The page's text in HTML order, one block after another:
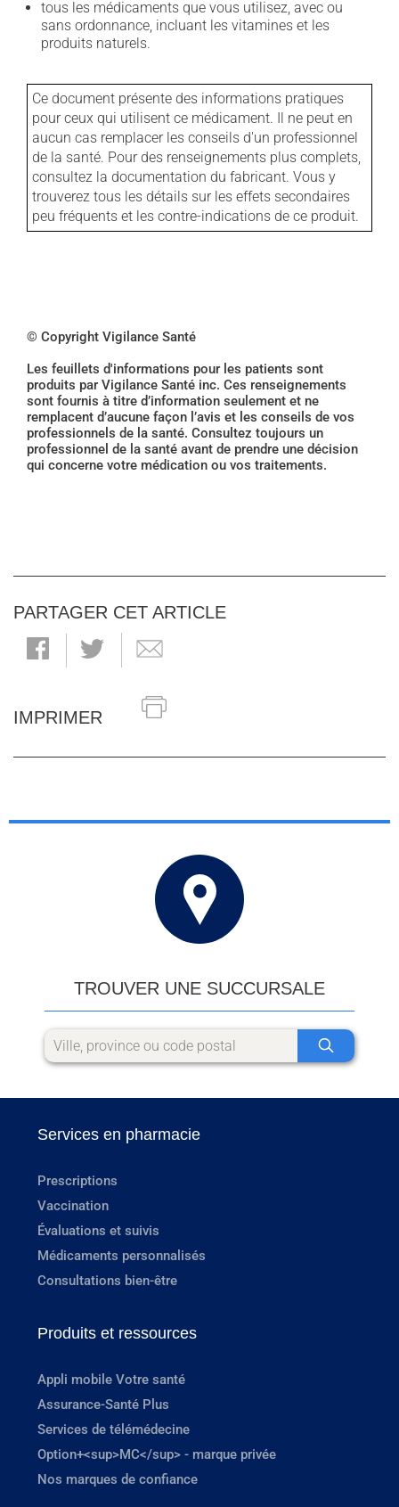
tous les médicaments que vous utilisez, avec ou
sans ordonnance, incluant les vitamines et les
produits naturels.
Ce document présente des informations pratiques
pour ceux qui utilisent ce médicament. Il ne peut en
aucun cas remplacer les conseils d'un professionnel
de la santé. Pour des renseignements plus complets,
consultez la documentation du fabricant. Vous y
trouverez tous les détails sur les effets secondaires
peu fréquents et les contre-indications de ce produit.
© Copyright Vigilance Santé
Les feuillets d'informations pour les patients sont
produits par Vigilance Santé inc. Ces renseignements
sont fournis à titre d’information seulement et ne
remplacent d’aucune façon l’avis et les conseils de vos
professionnels de la santé. Consultez toujours un
professionnel de la santé avant de prendre une décision
qui concerne votre médication ou vos traitements.
PARTAGER CET ARTICLE
IMPRIMER
TROUVER UNE SUCCURSALE
Services en pharmacie
Prescriptions
Vaccination
Évaluations et suivis
Médicaments personnalisés
Consultations bien-être
Produits et ressources
Appli mobile Votre santé
Assurance-Santé Plus
Services de télémédecine
Option+<sup>MC</sup> - marque privée
Nos marques de confiance